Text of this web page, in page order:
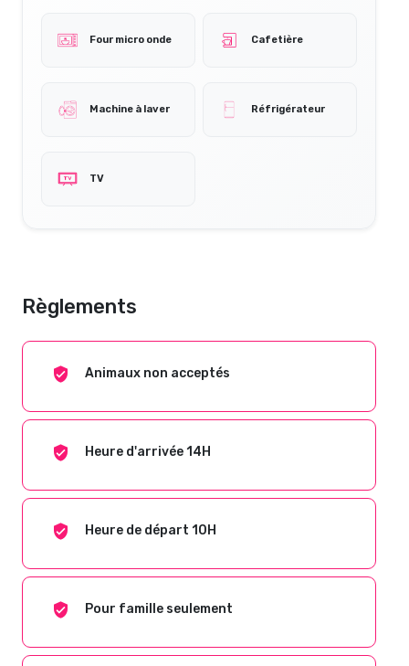
Four micro onde Cafetière
Machine à laver Réfrigérateur
TV
Règlements
Animaux non acceptés
Heure d'arrivée 14H
Heure de départ 10H
Pour famille seulement